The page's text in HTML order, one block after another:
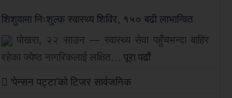
शिशुवामा निःशुल्क स्वास्थ्य शिविर, १५० बढी लाभान्वित
पोखरा, २२ साउन — स्वास्थ्य सेवा पहुँचभन्दा बाहिर
रहेका ज्येष्ठ नागरिकलाई लक्षित… पूरा पढौं
‘पेन्सन पट्टा’को टिजर सार्वजनिक